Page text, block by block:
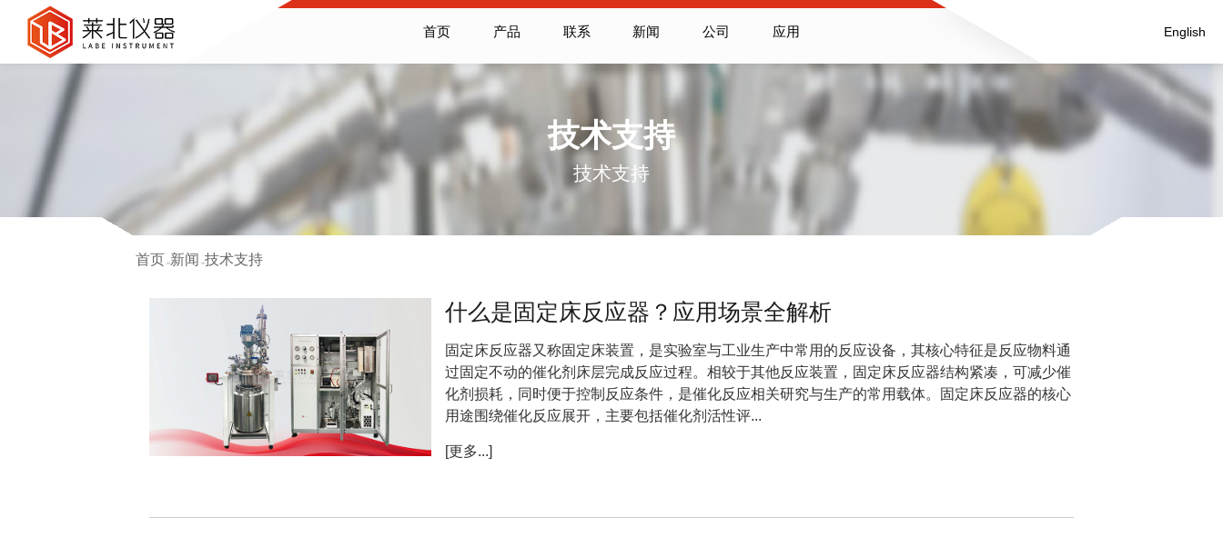
English
首页 产品 联系 新闻 公司 应用
技术支持
技术支持
首页 >> 新闻 >>技术支持
什么是固定床反应器？应用场景全解析
固定床反应器又称固定床装置，是实验室与工业生产中常用的反应设备，其核心特征是反应物料通
过固定不动的催化剂床层完成反应过程。相较于其他反应装置，固定床反应器结构紧凑，可减少催
化剂损耗，同时便于控制反应条件，是催化反应相关研究与生产的常用载体。固定床反应器的核心
用途围绕催化反应展开，主要包括催化剂活性评...
[更多...]